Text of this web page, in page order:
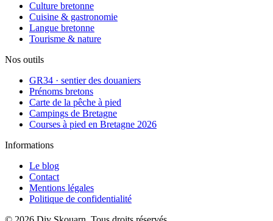
Culture bretonne
Cuisine & gastronomie
Langue bretonne
Tourisme & nature
Nos outils
GR34 · sentier des douaniers
Prénoms bretons
Carte de la pêche à pied
Campings de Bretagne
Courses à pied en Bretagne 2026
Informations
Le blog
Contact
Mentions légales
Politique de confidentialité